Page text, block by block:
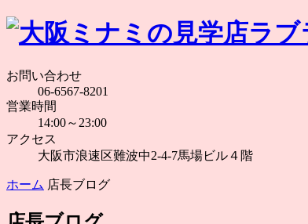
お問い合わせ
06-6567-8201
営業時間
14:00～23:00
アクセス
大阪市浪速区難波中2-4-7馬場ビル４階
ホーム 店長ブログ